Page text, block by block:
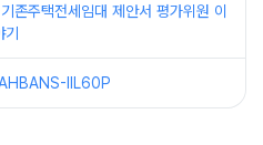
존주택전세임대 제안서 평가위원 이
IIL60P